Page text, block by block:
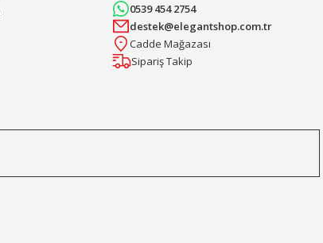
0539 454 2754
destek@elegantshop.com.tr
Cadde Mağazası
Sipariş Takip